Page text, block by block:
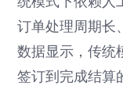
订单处理周期长
数据显示，传统
签订到完成结算